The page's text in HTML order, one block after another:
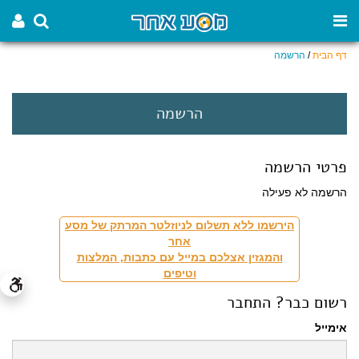
דף הבית/ הרשמה
הרשמה
פרטי הרשמה
הרשמה לא פעילה
הירשמו ללא תשלום לניוזלטר המרתק של מסע
אחר
והמגזין אצלכם במייל עם כתבות, המלצות
וטיפים
רשום כבר? התחבר
אימייל